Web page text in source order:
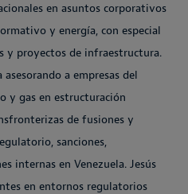
en asuntos corporativos
y energía, con especial
y proyectos de infraestructura.
a empresas del
y gas en estructuración
de fusiones y
sanciones,
internas en Venezuela. Jesús
en entornos regulatorios